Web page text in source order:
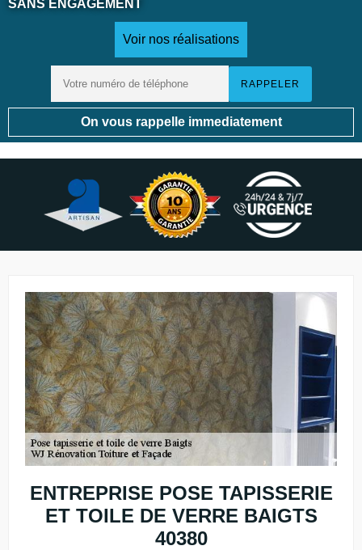
SANS ENGAGEMENT
Voir nos réalisations
On vous rappelle immediatement
ENTREPRISE POSE TAPISSERIE
ET TOILE DE VERRE BAIGTS
40380